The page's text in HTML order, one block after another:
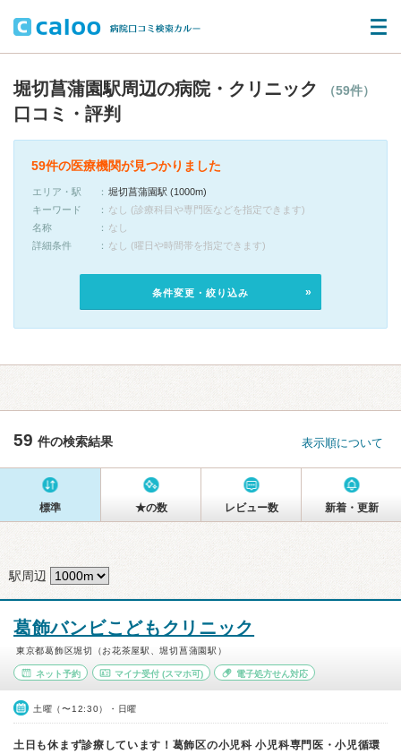
堀切菖蒲園駅周辺の病院・クリニック （59件）
口コミ・評判
59件の医療機関が見つかりました
エリア・駅
堀切菖蒲園駅 (1000m)
キーワード
なし (診療科目や専門医などを指定できます)
名称
なし
詳細条件
なし (曜日や時間帯を指定できます)
条件変更・絞り込み
59 件の検索結果 表示順について
標準 ★の数 レビュー数 新着・更新
駅周辺
葛飾バンビこどもクリニック
東京都葛飾区堀切（お花茶屋駅、堀切菖蒲園駅）
ネット予約 マイナ受付(スマホ可) 電子処方せん対応
土曜（〜12:30）・日曜
土日も休まず診療しています！葛飾区の小児科 小児科専門医・小児循環